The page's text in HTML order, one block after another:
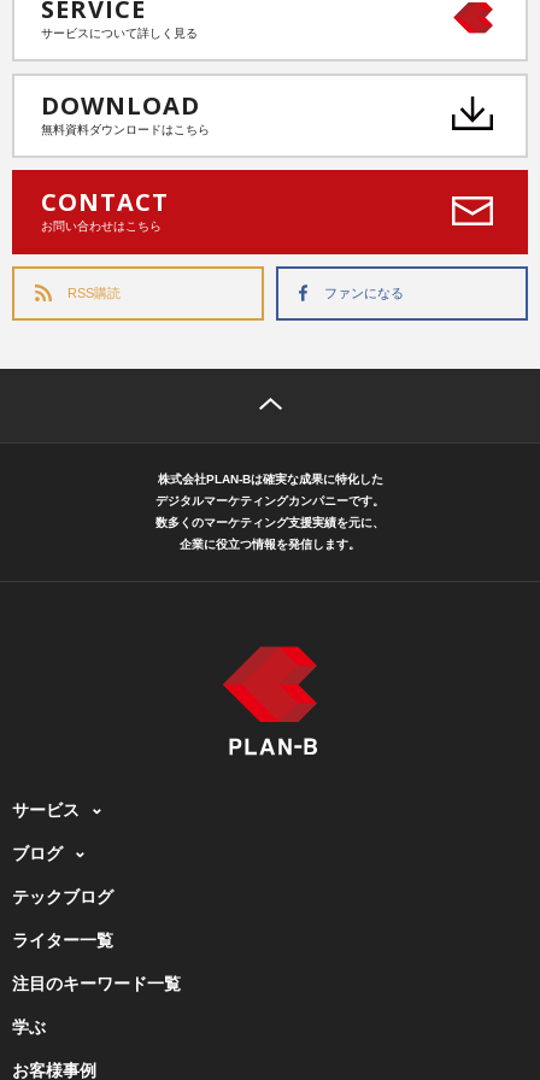
SERVICE
サービスについて詳しく見る
DOWNLOAD
無料資料ダウンロードはこちら
CONTACT
お問い合わせはこちら
RSS購読 ファンになる
株式会社PLAN-Bは確実な成果に特化した
デジタルマーケティングカンパニーです。
数多くのマーケティング支援実績を元に、
企業に役立つ情報を発信します。
サービス
ブログ
テックブログ
ライター一覧
注目のキーワード一覧
学ぶ
お客様事例